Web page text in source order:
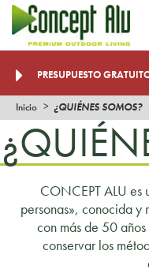
PRESUPUESTO
Inicio ¿QUIÉNES SOMOS?
CONCEPT ALU es
personas», conocida y
con más de 50
conservar los